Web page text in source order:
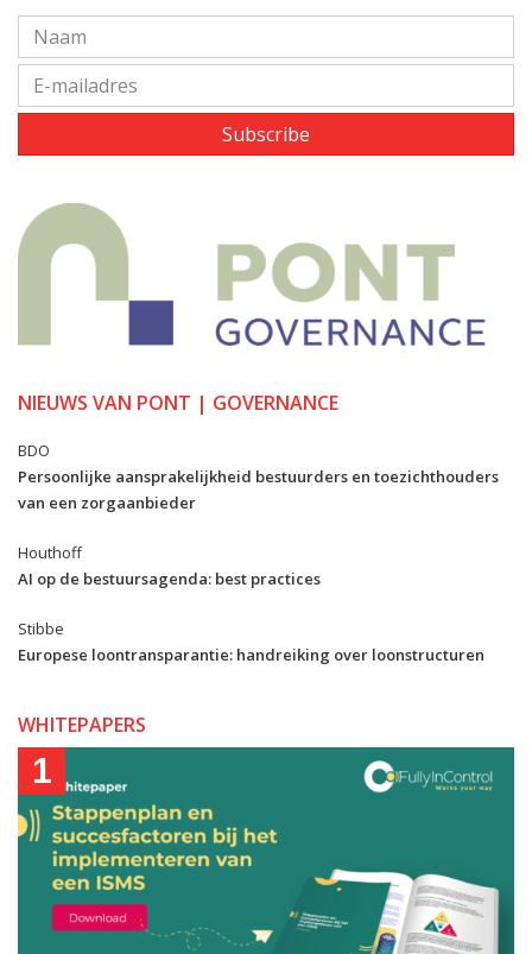
Subscribe
NIEUWS VAN PONT | GOVERNANCE
BDO
Persoonlijke aansprakelijkheid bestuurders en toezichthouders
van een zorgaanbieder
Houthoff
AI op de bestuursagenda: best practices
Stibbe
Europese loontransparantie: handreiking over loonstructuren
WHITEPAPERS
1